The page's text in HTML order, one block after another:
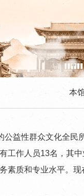
本
益性群众文化全民
工作人员13名，其
素质和专业水平。